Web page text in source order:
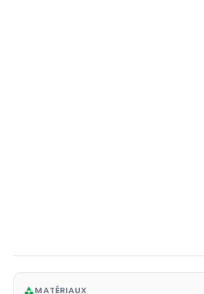
categoryMATÉRIAUX